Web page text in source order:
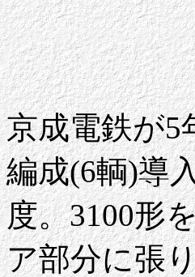
京成電鉄が5
編成(6輌)導
度。3100形
ア部分に張